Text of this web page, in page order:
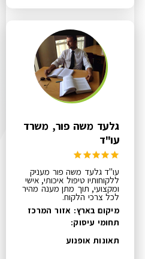
גלעד משה פור, משרד
עו"ד
עו"ד גלעד משה פור מעניק
ללקוחותיו טיפול איכותי, אישי
ומקצועי, תוך מתן מענה מהיר
לכל צרכי הלקוח.
מיקום בארץ: אזור המרכז
תחומי עיסוק:
תאונות אופנוע